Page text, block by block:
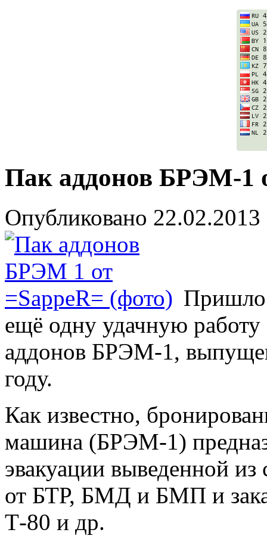
Пак аддонов БРЭМ-1
Опубликовано 22.02.2013
Пришло
ещё одну удачную
аддонов БРЭМ-1,
году.
Как известно,
машина (БРЭМ-1)
эвакуации выведенной
от БТР, БМД и БМП и
Т-80 и др.